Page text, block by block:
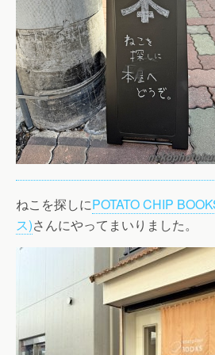
ねこを探しにPOTATO CHIP
ス)さんにやってまいりました。